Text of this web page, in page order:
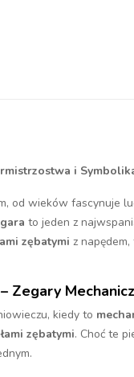
i
od wieków fascynuje
to jeden z
zębatymi z
Zegary
kiedy to
zębatymi. Choć te